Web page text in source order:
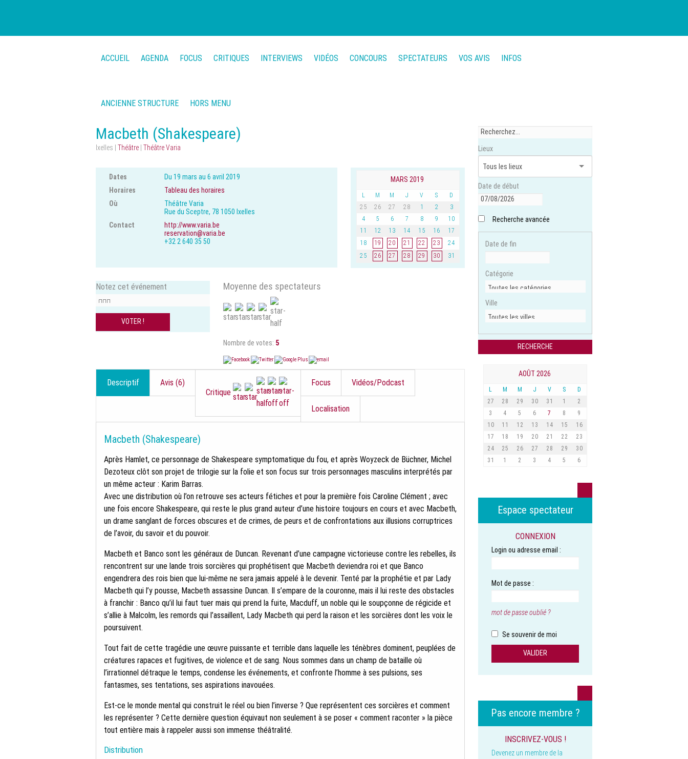
ACCUEIL AGENDA FOCUS CRITIQUES INTERVIEWS VIDÉOS CONCOURS SPECTATEURS VOS AVIS INFOS
ANCIENNE STRUCTURE HORS MENU
Macbeth (Shakespeare)
Ixelles | Théâtre Théâtre Varia
Dates
Du 19 mars au 6 avril 2019
Horaires
Tableau des horaires
Où
Théâtre Varia
Rue du Sceptre, 78 1050 Ixelles
Contact
http://www.varia.be
reservation@varia.be
+32 2 640 35 50
Notez cet événement Moyenne des spectateurs
Nombre de votes: 5
MARS 2019
L M M J V S
D
25
26 27 28 1 2
3
4
5 6 7 8 9
10
11
12 13 14 15 16
17
18
19 20 21 22 23
24
25
26 27 28 29 30 31
Descriptif
Avis (6)
Critique
Focus Vidéos/Podcast
Localisation
Macbeth (Shakespeare)
Après Hamlet, ce personnage de Shakespeare symptomatique du fou, et après Woyzeck de Büchner, Michel
Dezoteux clôt son projet de trilogie sur la folie et son focus sur trois personnages masculins interprétés par
un même acteur : Karim Barras.
Avec une distribution où l’on retrouve ses acteurs fétiches et pour la première fois Caroline Clément ; avec
une fois encore Shakespeare, qui reste le plus grand auteur d’une histoire toujours en cours et avec Macbeth,
un drame sanglant de forces obscures et de crimes, de peurs et de confrontations aux illusions corruptrices
de l’avoir, du savoir et du pouvoir.
Macbeth et Banco sont les généraux de Duncan. Revenant d’une campagne victorieuse contre les rebelles, ils
rencontrent sur une lande trois sorcières qui prophétisent que Macbeth deviendra roi et que Banco
engendrera des rois bien que lui-même ne sera jamais appelé à le devenir. Tenté par la prophétie et par Lady
Macbeth qui l’y pousse, Macbeth assassine Duncan. Il s’empare de la couronne, mais il lui reste des obstacles
à franchir : Banco qu’il lui faut tuer mais qui prend la fuite, Macduff, un noble qui le soupçonne de régicide et
s’allie à Malcolm, les remords qui l’assaillent, Lady Macbeth qui perd la raison et les sorcières dont les voix le
poursuivent.
Tout fait de cette tragédie une œuvre puissante et terrible dans laquelle les ténèbres dominent, peuplées de
créatures rapaces et fugitives, de violence et de sang. Nous sommes dans un champ de bataille où
l’irrationnel détraque le temps, condense les événements, et confronte l’homme à ses pulsions, ses
fantasmes, ses tentations, ses aspirations inavouées.
Est-ce le monde mental qui construit le réel ou bien l’inverse ? Que représentent ces sorcières et comment
les représenter ? Cette dernière question équivaut non seulement à se poser « comment raconter » la pièce
tout entière mais à rappeler aussi son immense théâtralité.
Distribution
Lieux
Date de début
Recherche avancée
Date de fin
Catégorie
Ville
AOÛT 2026
L M M J V S
D
27
28 29 30 31 1
2
3
4 5 6 7 8
9
10
11 12 13 14 15
16
17
18 19 20 21 22
23
24
25 26 27 28 29
30
31
1 2 3 4 5 6
Espace spectateur
CONNEXION
Login ou adresse email :
Mot de passe :
mot de passe oublié ?
Se souvenir de moi
Pas encore membre ?
INSCRIVEZ-VOUS !
Devenez un membre de la